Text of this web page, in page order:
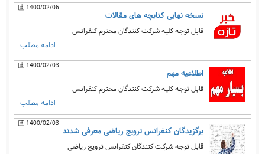
1400/02/06
نسخه نهایی کتابچه های مقالات
قابل توجه کلیه شرکت کنندگان محترم کنفرانس
ادامه مطلب
1400/02/03
اطلاعیه مهم
قابل توجه کلیه شرکت کنندگان محترم کنفرانس
ادامه مطلب
1400/02/03
برگزیدگان کنفرانس ترویج ریاضی معرفی شدند
قابل توجه شرکت کنندگان کنفرانس ترویج ریاضی